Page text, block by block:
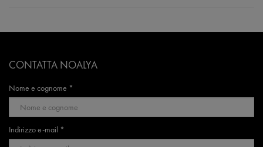
CONTATTA NOALYA
Nome e cognome *
Indirizzo e-mail *